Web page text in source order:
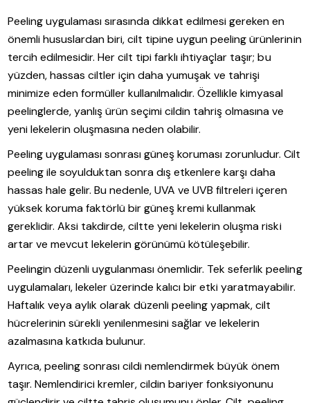
Peeling uygulaması sırasında dikkat edilmesi gereken en
önemli hususlardan biri, cilt tipine uygun peeling ürünlerinin
tercih edilmesidir. Her cilt tipi farklı ihtiyaçlar taşır; bu
yüzden, hassas ciltler için daha yumuşak ve tahrişi
minimize eden formüller kullanılmalıdır. Özellikle kimyasal
peelinglerde, yanlış ürün seçimi cildin tahriş olmasına ve
yeni lekelerin oluşmasına neden olabilir.
Peeling uygulaması sonrası güneş koruması zorunludur. Cilt
peeling ile soyulduktan sonra dış etkenlere karşı daha
hassas hale gelir. Bu nedenle, UVA ve UVB filtreleri içeren
yüksek koruma faktörlü bir güneş kremi kullanmak
gereklidir. Aksi takdirde, ciltte yeni lekelerin oluşma riski
artar ve mevcut lekelerin görünümü kötüleşebilir.
Peelingin düzenli uygulanması önemlidir. Tek seferlik peeling
uygulamaları, lekeler üzerinde kalıcı bir etki yaratmayabilir.
Haftalık veya aylık olarak düzenli peeling yapmak, cilt
hücrelerinin sürekli yenilenmesini sağlar ve lekelerin
azalmasına katkıda bulunur.
Ayrıca, peeling sonrası cildi nemlendirmek büyük önem
taşır. Nemlendirici kremler, cildin bariyer fonksiyonunu